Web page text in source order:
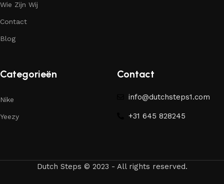
Wie Zijn Wij
Contact
Blog
Categorieën
Nike
Yeezy
Contact
info@dutchsteps1.com
+31 645 828245
Dutch Steps © 2023 - All rights reserved.